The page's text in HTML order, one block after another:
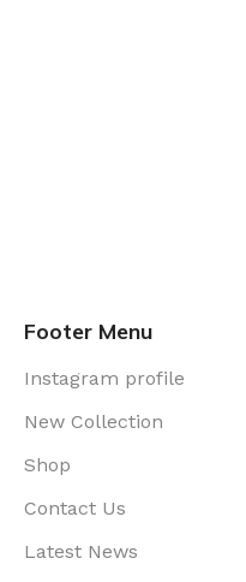
Footer Menu
Instagram profile
New Collection
Shop
Contact Us
Latest News